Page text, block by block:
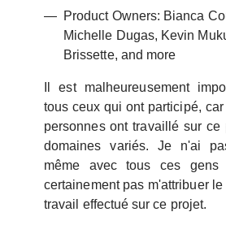
Product Owners: Bianca
Michelle Dugas, Kevin
Brissette, and more
Il est malheureusement
tous ceux qui ont participé,
personnes ont travaillé sur ce
domaines variés. Je n'ai
même avec tous ces
certainement pas m'attribuer
travail effectué sur ce projet.